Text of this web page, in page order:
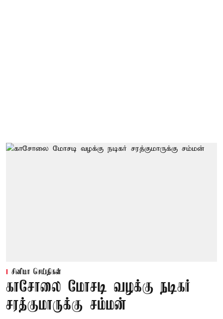
சினிமா செய்திகள்
காசோலை மோசடி வழக்கு நடிகர்
சரத்குமாருக்கு சம்மன்